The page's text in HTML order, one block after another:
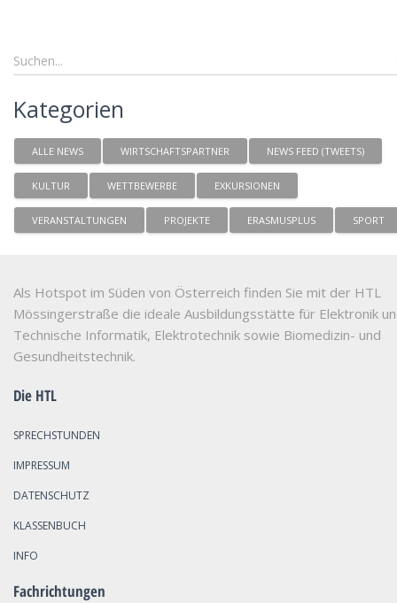
Kategorien
ALLE NEWS WIRTSCHAFTSPARTNER NEWS FEED (TWEETS)
KULTUR WETTBEWERBE EXKURSIONEN
VERANSTALTUNGEN PROJEKTE ERASMUSPLUS SPORT
Als Hotspot im Süden von Österreich finden Sie mit der HTL
Mössingerstraße die ideale Ausbildungsstätte für Elektronik
Technische Informatik, Elektrotechnik sowie Biomedizin- und
Gesundheitstechnik.
Die HTL
SPRECHSTUNDEN
IMPRESSUM
DATENSCHUTZ
KLASSENBUCH
INFO
Fachrichtungen